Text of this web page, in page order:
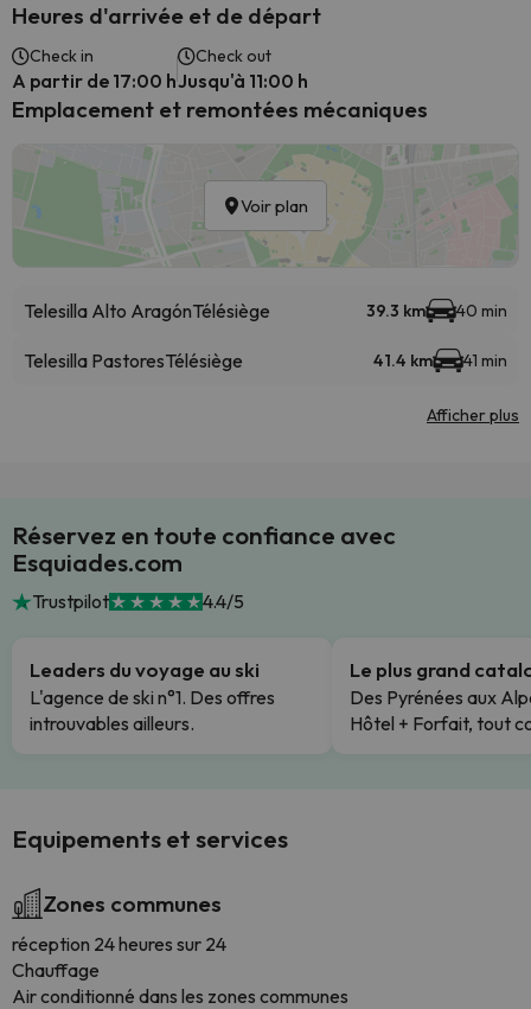
Heures d'arrivée et de départ
Check in
A partir de 17:00 h
Check out
Jusqu'à 11:00 h
Emplacement et remontées mécaniques
Voir plan
Telesilla Alto AragónTélésiège 39.3 km 40 min
Telesilla PastoresTélésiège 41.4 km 41 min
Afficher plus
Réservez en toute confiance avec
Esquiades.com
Trustpilot 4.4/5
Leaders du voyage au ski
L'agence de ski n°1. Des offres
introuvables ailleurs.
Le plus grand
Des Pyrénées aux
Hôtel + Forfait, tout
Equipements et services
Zones communes
réception 24 heures sur 24
Chauffage
Air conditionné dans les zones communes